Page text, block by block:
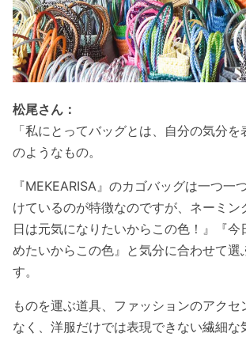
松尾さん：
「私にとってバッグとは、自分の気分
のようなもの。
『MEKEARISA』のカゴバッグは一つ一
けているのが特徴なのですが、ネーミン
日は元気になりたいからこの色！』『今
めたいからこの色』と気分に合わせて選
す。
ものを運ぶ道具、ファッションのアク
なく、洋服だけでは表現できない繊細な